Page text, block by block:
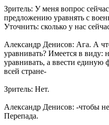
Зритель: У меня вопрос
предложению уравнять с
Уточнить: сколько у нас
Александр Денисов: Ага. А
уравнивать? Имеется в виду:
уравнивать, а ввести единую
всей стране-
Зритель: Нет.
Александр Денисов: -чтобы
Перепада.